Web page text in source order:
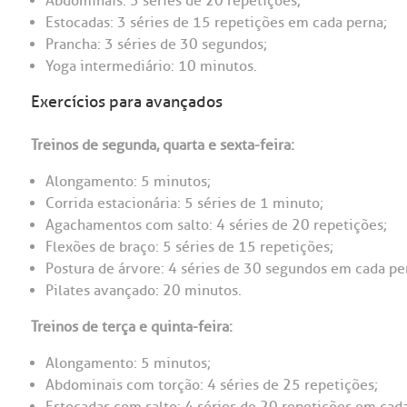
Estocadas: 3 séries de 15 repetições em cada perna;
Prancha: 3 séries de 30 segundos;
Yoga intermediário: 10 minutos.
Exercícios para avançados
Treinos de segunda, quarta e sexta-feira:
Alongamento: 5 minutos;
Corrida estacionária: 5 séries de 1 minuto;
Agachamentos com salto: 4 séries de 20 repetições;
Flexões de braço: 5 séries de 15 repetições;
Postura de árvore: 4 séries de 30 segundos em cada
Pilates avançado: 20 minutos.
Treinos de terça e quinta-feira:
Alongamento: 5 minutos;
Abdominais com torção: 4 séries de 25 repetições;